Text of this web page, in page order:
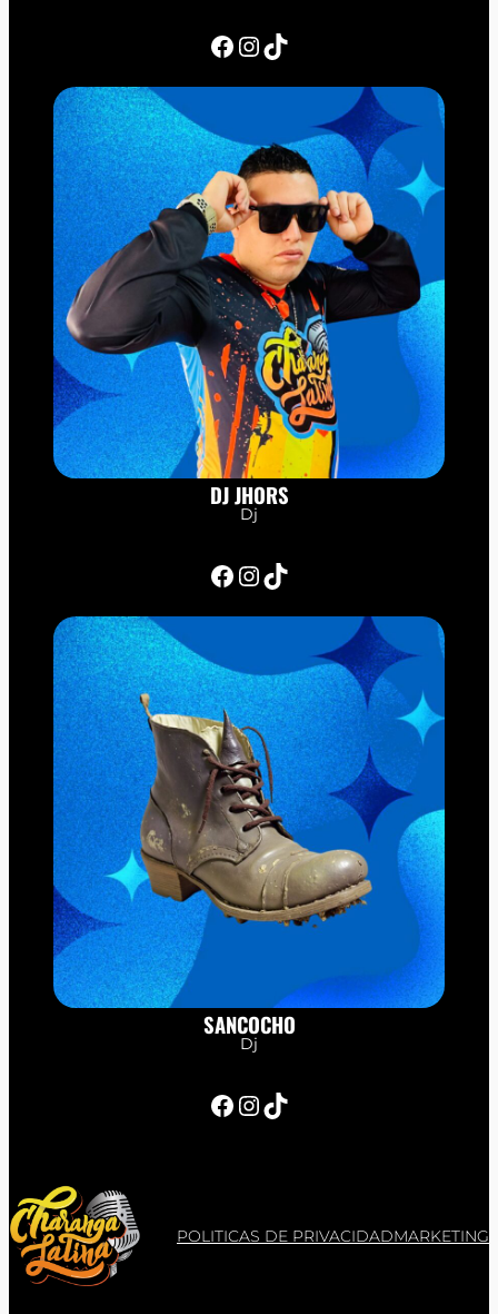
Facebook InstagramTikTok
DJ JHORS
Dj
Facebook InstagramTikTok
SANCOCHO
Dj
Facebook InstagramTikTok
POLITICAS DE PRIVACIDADMARKETING